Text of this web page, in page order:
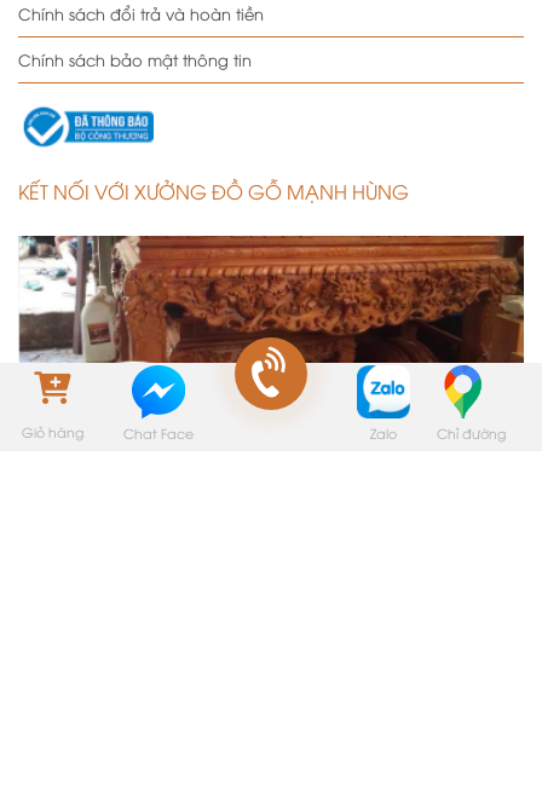
Giỏ hàng Chat Face Zalo Chỉ đường
Chính sách đổi trả và hoàn tiền
Chính sách bảo mật thông tin
KẾT NỐI VỚI XƯỞNG ĐỒ GỖ MẠNH HÙNG